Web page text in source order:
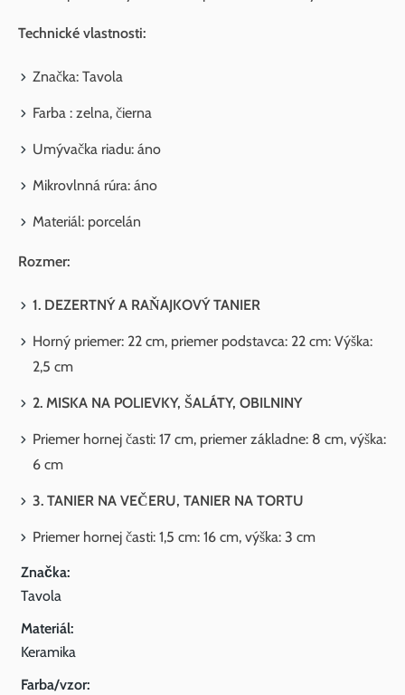
Technické vlastnosti:
Značka: Tavola
Farba : zelna, čierna
Umývačka riadu: áno
Mikrovlnná rúra: áno
Materiál: porcelán
Rozmer:
1. DEZERTNÝ A RAŇAJKOVÝ TANIER
Horný priemer: 22 cm, priemer podstavca: 22 cm: Výška:
2,5 cm
2. MISKA NA POLIEVKY, ŠALÁTY, OBILNINY
Priemer hornej časti: 17 cm, priemer základne: 8 cm, výška:
6 cm
3. TANIER NA VEČERU, TANIER NA TORTU
Priemer hornej časti: 1,5 cm: 16 cm, výška: 3 cm
Značka:
Tavola
Materiál:
Keramika
Farba/vzor: